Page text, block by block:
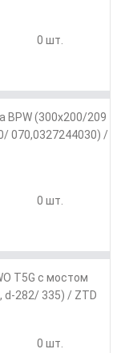
0 шт.
BPW (300x200/209
070,0327244030) /
0 шт.
T5G с мостом
d-282/ 335) / ZTD
0 шт.